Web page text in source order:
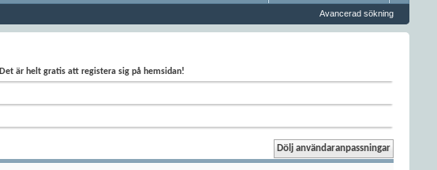
Avancerad sökning
Det är helt gratis att registera sig på hemsidan!